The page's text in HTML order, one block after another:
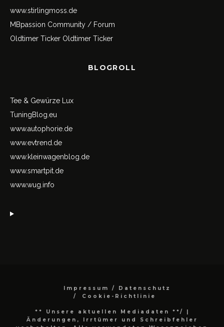
www.stirlingmoss.de
MBpassion Community / Forum
Oldtimer Ticker Oldtimer Ticker
BLOGROLL
Tee & Gewürze Lux
TuningBlog.eu
www.autophorie.de
www.evtrend.de
www.kleinwagenblog.de
www.smartpit.de
www.wug.info
Impressum / Datenschutz
Cookie-Richtlinie
** Unsere aktuellen Mediadaten **/
|
Änderungen, Irrtümer und Schreibfehler